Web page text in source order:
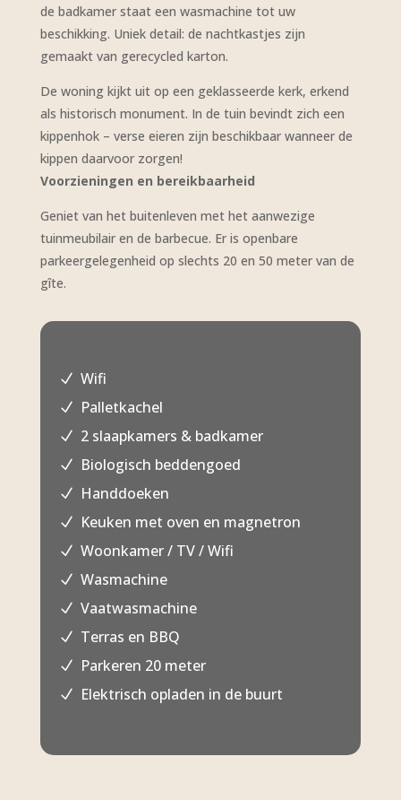
de badkamer staat een wasmachine tot uw
beschikking. Uniek detail: de nachtkastjes zijn
gemaakt van gerecycled karton.
De woning kijkt uit op een geklasseerde kerk, erkend
als historisch monument. In de tuin bevindt zich een
kippenhok – verse eieren zijn beschikbaar wanneer de
kippen daarvoor zorgen!
Voorzieningen en bereikbaarheid
Geniet van het buitenleven met het aanwezige
tuinmeubilair en de barbecue. Er is openbare
parkeergelegenheid op slechts 20 en 50 meter van de
gîte.
N Wifi
N Palletkachel
N 2 slaapkamers & badkamer
N Biologisch beddengoed
N Handdoeken
N Keuken met oven en magnetron
N Woonkamer / TV / Wifi
N Wasmachine
N Vaatwasmachine
N Terras en BBQ
N Parkeren 20 meter
N Elektrisch opladen in de buurt